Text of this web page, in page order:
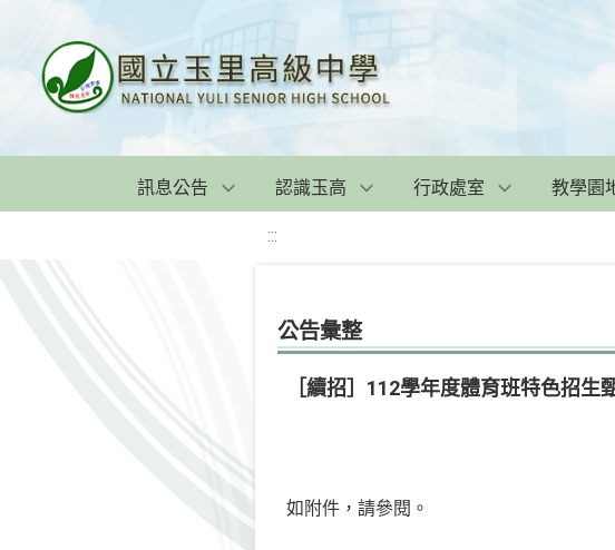
訊息公告 認識玉高 行政處室 教學園
:::
公告彙整
［續招］112學年度體育班特色招生
如附件，請參閱。